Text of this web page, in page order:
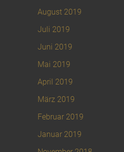
August 2019
Juli 2019
Juni 2019
Mai 2019
April 2019
März 2019
Februar 2019
Januar 2019